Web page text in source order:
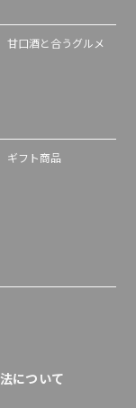
甘口酒と合うグルメ
ギフト商品
について